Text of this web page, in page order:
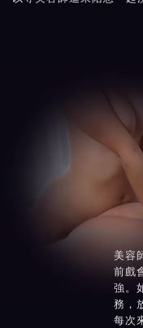
美容
前戲
強。
務，
每次